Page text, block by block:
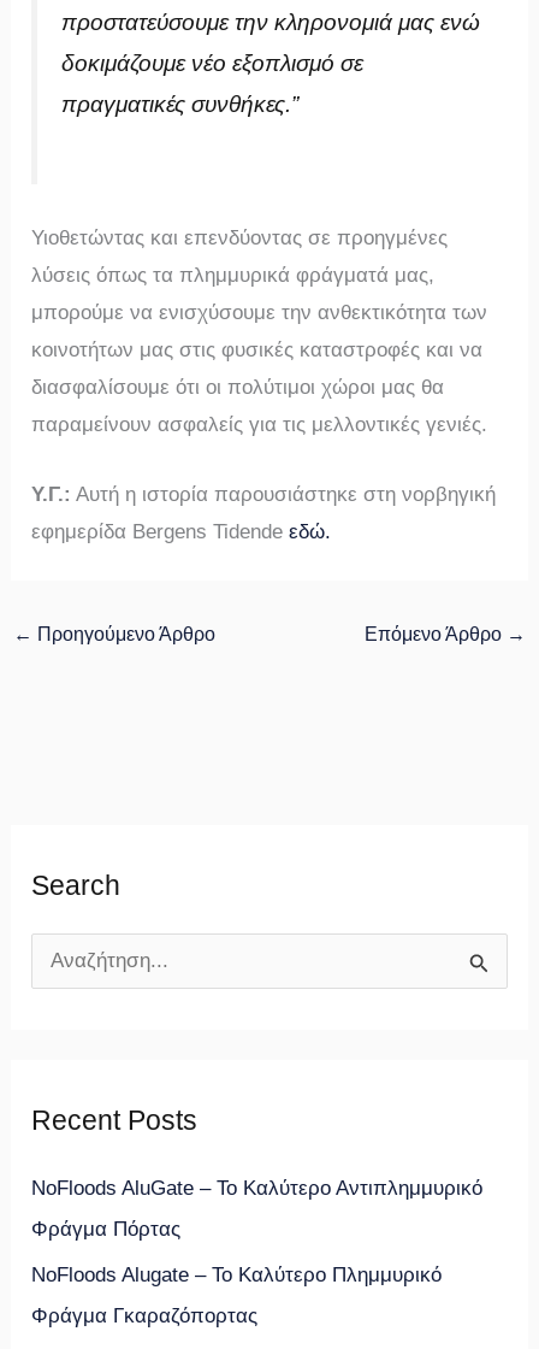
προστατεύσουμε την κληρονομιά μας ενώ
δοκιμάζουμε νέο εξοπλισμό σε
πραγματικές συνθήκες.”
Υιοθετώντας και επενδύοντας σε προηγμένες
λύσεις όπως τα πλημμυρικά φράγματά μας,
μπορούμε να ενισχύσουμε την ανθεκτικότητα των
κοινοτήτων μας στις φυσικές καταστροφές και να
διασφαλίσουμε ότι οι πολύτιμοι χώροι μας θα
παραμείνουν ασφαλείς για τις μελλοντικές γενιές.
Υ.Γ.: Αυτή η ιστορία παρουσιάστηκε στη νορβηγική
εφημερίδα Bergens Tidendeεδώ.
← Προηγούμενο Άρθρο Επόμενο Άρθρο →
Search
ήRecent Posts
NoFloods AluGate – Το Καλύτερο Αντιπλημμυρικό
Φράγμα Πόρτας
NoFloods Alugate – Το Καλύτερο Πλημμυρικό
Φράγμα Γκαραζόπορτας